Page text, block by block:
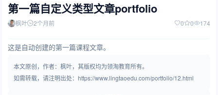
第一篇自定义类型文章portfolio
枫叶 2个月前 0 0 174
这是自动创建的第一篇课程文章。
本文原创，作者：枫叶，其版权均为领淘教育所有。
如需转载，请注明出处：https://www.lingtaoedu.com/portfolio/12.html